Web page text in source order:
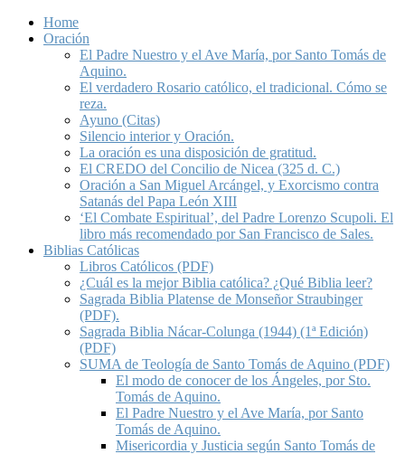
Home
Oración
El Padre Nuestro y el Ave María, por Santo Tomás de
Aquino.
El verdadero Rosario católico, el tradicional. Cómo se
reza.
Ayuno (Citas)
Silencio interior y Oración.
La oración es una disposición de gratitud.
El CREDO del Concilio de Nicea (325 d. C.)
Oración a San Miguel Arcángel, y Exorcismo contra
Satanás del Papa León XIII
‘El Combate Espiritual’, del Padre Lorenzo Scupoli. El
libro más recomendado por San Francisco de Sales.
Biblias Católicas
Libros Católicos (PDF)
¿Cuál es la mejor Biblia católica? ¿Qué Biblia leer?
Sagrada Biblia Platense de Monseñor Straubinger
(PDF).
Sagrada Biblia Nácar-Colunga (1944) (1ª Edición)
(PDF)
SUMA de Teología de Santo Tomás de Aquino (PDF)
El modo de conocer de los Ángeles, por Sto.
Tomás de Aquino.
El Padre Nuestro y el Ave María, por Santo
Tomás de Aquino.
Misericordia y Justicia según Santo Tomás de